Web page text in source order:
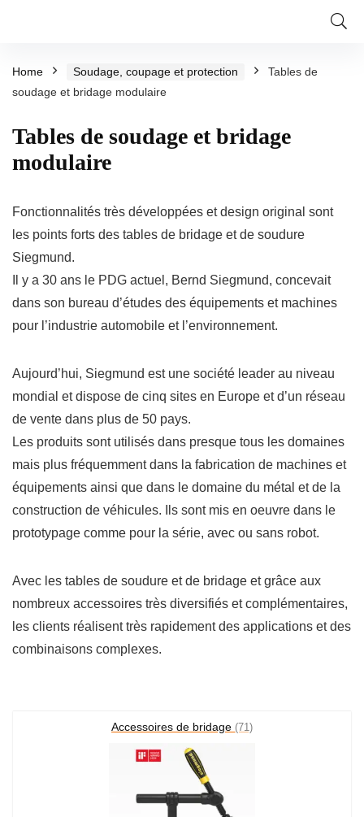
Home Soudage, coupage et protection
Tables de
soudage et bridage modulaire
Tables de soudage et bridage
modulaire
Fonctionnalités très développées et design original sont
les points forts des tables de bridage et de soudure
Siegmund.
Il y a 30 ans le PDG actuel, Bernd Siegmund, concevait
dans son bureau d’études des équipements et machines
pour l’industrie automobile et l’environnement.
Aujourd’hui, Siegmund est une société leader au niveau
mondial et dispose de cinq sites en Europe et d’un réseau
de vente dans plus de 50 pays.
Les produits sont utilisés dans presque tous les domaines
mais plus fréquemment dans la fabrication de machines et
équipements ainsi que dans le domaine du métal et de la
construction de véhicules. Ils sont mis en oeuvre dans le
prototypage comme pour la série, avec ou sans robot.
Avec les tables de soudure et de bridage et grâce aux
nombreux accessoires très diversifiés et complémentaires,
les clients réalisent très rapidement des applications et des
combinaisons complexes.
Accessoires de bridage (71)